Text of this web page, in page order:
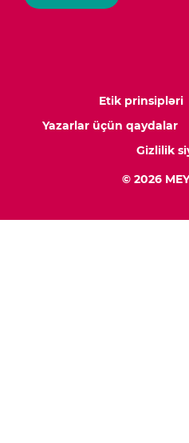
Etik prinsipləri
Yazarlar üçün qaydalar
Gizlilik
© 2026